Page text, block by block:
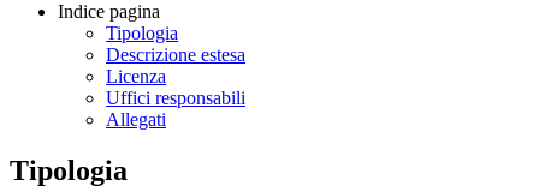
Indice pagina
Tipologia
Descrizione estesa
Licenza
Uffici responsabili
Allegati
Tipologia